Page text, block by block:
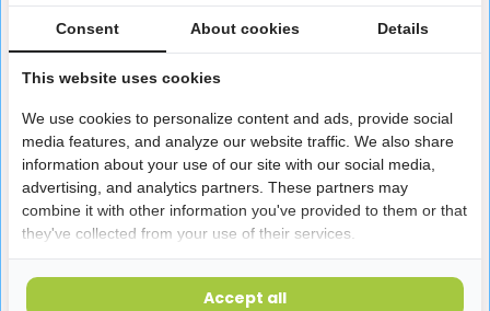
TePe Interdentale
Ragers Extra Soft 0.7
mm Lichtgeel - 6 stuks
3,85
TePe Interdentale
Ragers Extra Soft 0.8
mm Lichtgroen - 6
stuks
3,85
Consent About cookies Details
This website uses cookies
We use cookies to personalize content and ads, provide social
media features, and analyze our website traffic. We also share
information about your use of our site with our social media,
advertising, and analytics partners. These partners may
combine it with other information you've provided to them or that
they've collected from your use of their services.
Accept all